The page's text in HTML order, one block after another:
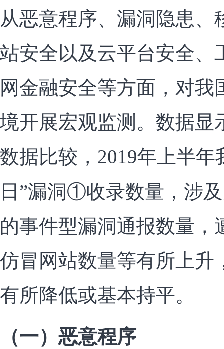
从恶意程序、漏洞隐患、
站安全以及云平台安全、
网金融安全等方面，对
境开展宏观监测。数据显
数据比较，2019年上半年
日”漏洞①收录数量，涉
的事件型漏洞通报数量，
仿冒网站数量等有所上升
有所降低或基本持平。
（一）恶意程序